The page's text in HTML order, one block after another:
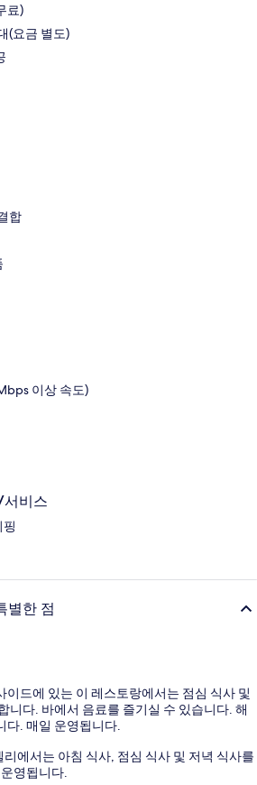
료)
(요금 별도)
합
이상 속도)
비스
별한 점
이드에 있는 이 레스토랑에서는 점심 식사 및
니다. 바에서 음료를 즐기실 수 있습니다. 해
다. 매일 운영됩니다.
에서는 아침 식사, 점심 식사 및 저녁 식사를
영됩니다.